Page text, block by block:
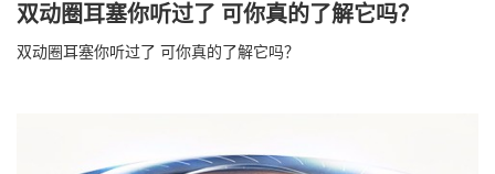
双动圈耳塞你听过了 可你真的了解它吗？
双动圈耳塞你听过了 可你真的了解它吗？